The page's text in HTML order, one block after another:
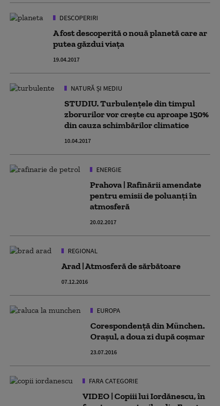
DESCOPERIRI
A fost descoperită o nouă planetă care ar
putea găzdui viața
19.04.2017
NATURĂ ȘI MEDIU
STUDIU. Turbulențele din timpul
zborurilor vor crește cu aproape 150%
din cauza schimbărilor climatice
10.04.2017
ENERGIE
Prahova | Rafinării amendate
pentru emisii de poluanți în
atmosferă
20.02.2017
REGIONAL
Arad | Atmosferă de sărbătoare
07.12.2016
EUROPA
Corespondență din München.
Orașul, a doua zi după coșmar
23.07.2016
FARA CATEGORIE
VIDEO | Copiii lui Iordănescu, în